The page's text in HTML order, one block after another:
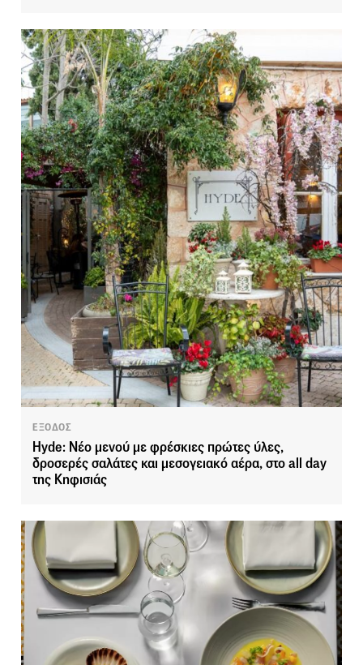
ΕΞΟΔΟΣ
Hyde: Νέο μενού με φρέσκιες πρώτες ύλες,
δροσερές σαλάτες και μεσογειακό αέρα, στο all day
της Κηφισιάς